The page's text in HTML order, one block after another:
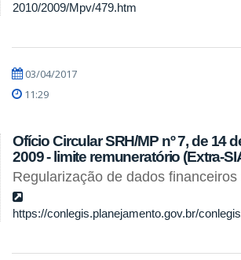
2010/2009/Mpv/479.htm
03/04/2017
11:29
Ofício Circular SRH/MP nº 7, de 14
2009 - limite remuneratório (Extra-
Regularização de dados
https://conlegis.planejamento.gov.br/